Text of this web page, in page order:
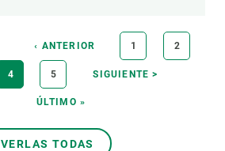
PÁGINA
ANTERIOR
‹ ANTERIOR PÁGINA
1 PÁGINA
2
PÁGINA
ACTUAL
4 PÁGINA
5
SIGUIENTE
SIGUIENTE >
ÚLTIMA
ÚLTIMO »
VERLAS TODAS